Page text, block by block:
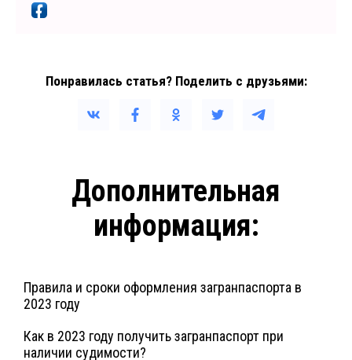
Понравилась статья? Поделить с друзьями:
Дополнительная
информация:
Правила и сроки оформления загранпаспорта в
2023 году
Как в 2023 году получить загранпаспорт при
наличии судимости?